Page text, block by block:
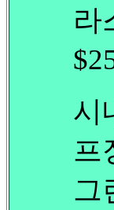
라
시
프
그